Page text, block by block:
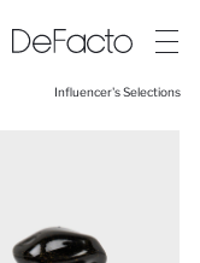
Influencer's Selections